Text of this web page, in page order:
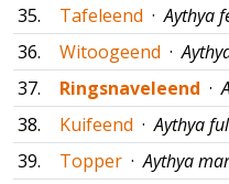
35.
Tafeleend ·Aythya
36.
Witoogeend ·
37.
Ringsnaveleend ·
38.
Kuifeend ·Aythya
39.
Topper ·Aythya